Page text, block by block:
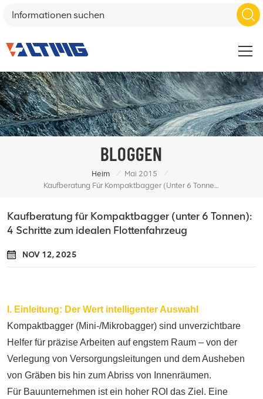
BLOGGEN
Heim / Mai 2015
/
Kaufberatung Für Kompaktbagger (unter 6 Tonnen): 4 Schritte Zum Idealen Flottenfahrzeug
Kaufberatung für Kompaktbagger (unter 6 Tonnen):
4 Schritte zum idealen Flottenfahrzeug
NOV 12, 2025
I. Einleitung: Der Wert intelligenter Auswahl
Kompaktbagger (Mini-/Mikrobagger) sind unverzichtbare
Helfer für präzise Arbeiten auf engstem Raum – von der
Verlegung von Versorgungsleitungen und dem Ausheben
von Gräben bis hin zum Abriss von Innenräumen.
Für Bauunternehmen ist ein hoher ROI das Ziel. Eine